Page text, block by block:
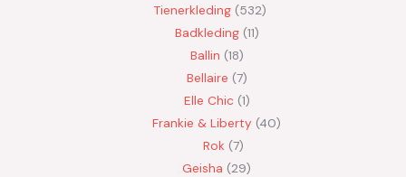
Tienerkleding 532
Badkleding 11
Ballin 18
Bellaire 7
Elle Chic 1
Frankie & Liberty 40
Rok 7
Geisha
29